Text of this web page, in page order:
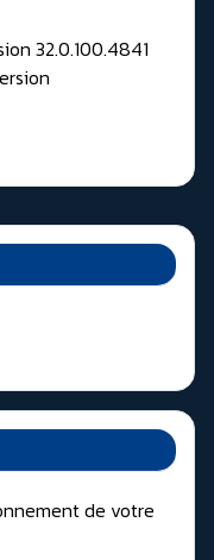
de votre
32.0.100.4841